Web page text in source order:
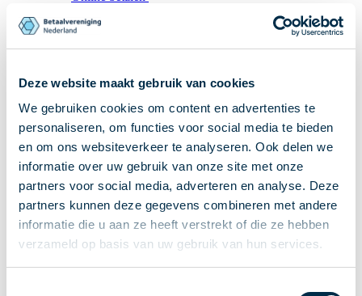
Deze website maakt gebruik van cookies
We gebruiken cookies om content en advertenties te
personaliseren, om functies voor social media te bieden
en om ons websiteverkeer te analyseren. Ook delen we
informatie over uw gebruik van onze site met onze
partners voor social media, adverteren en analyse. Deze
partners kunnen deze gegevens combineren met andere
informatie die u aan ze heeft verstrekt of die ze hebben
verzameld op basis van uw gebruik van hun services.
Ontvangen van betalingen
Bijzondere rekeningen en diensten
Standaarden in het betalingsverkeer
Feiten & Cijfers
Actueel
Nieuws
Publicaties
Jaarverslag
Roadmap